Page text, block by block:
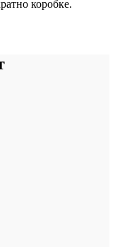
коробке.